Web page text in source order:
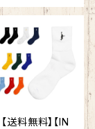
ダード（1063A0
バッシュ バスケ
ットボールシュ
ーズ バスケット
シューズ
【送料無料】【IN